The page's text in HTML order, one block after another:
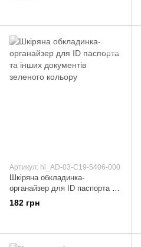
Артикул: hi_AD-03-C19-5406-000
Шкіряна обкладинка-
органайзер для ID паспорта та
інших документів зеленого
кольору
182 грн